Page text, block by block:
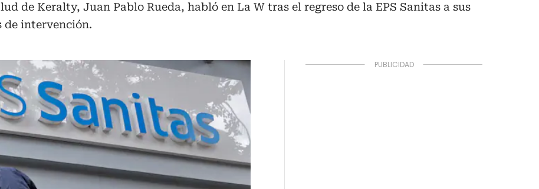
de Keralty, Juan Pablo Rueda, habló en La W tras el regreso de la EPS Sanitas a sus
de intervención.